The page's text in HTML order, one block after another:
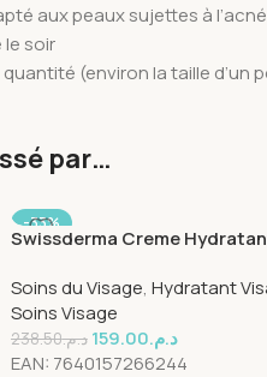
aux peaux sujettes à
le soir
(environ la taille
par…
-33%
Swissderma Creme
Soins du Visage, Hydratant
Soins Visage
د.م.238.50 د.م.159.00
EAN: 7640157266244